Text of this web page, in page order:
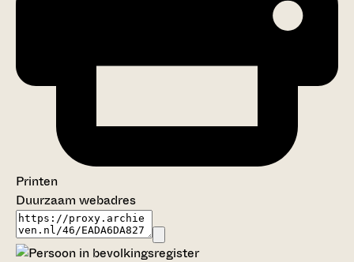
Printen
Duurzaam webadres